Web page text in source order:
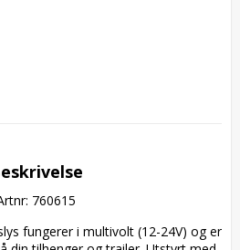
760615
fungerer i multivolt (12-24V) og er